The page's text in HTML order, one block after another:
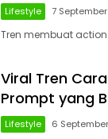
Lifestyle 7
Tren membuat
Viral Tren
Prompt yang
Lifestyle 6